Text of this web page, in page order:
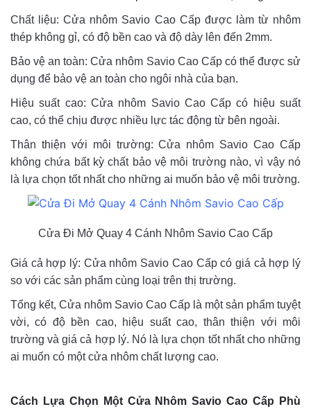
Chất liệu: Cửa nhôm Savio Cao Cấp được làm từ nhôm
thép không gỉ, có độ bền cao và độ dày lên đến 2mm.
Bảo vệ an toàn: Cửa nhôm Savio Cao Cấp có thể được sử
dụng để bảo vệ an toàn cho ngôi nhà của bạn.
Hiệu suất cao: Cửa nhôm Savio Cao Cấp có hiệu suất
cao, có thể chịu được nhiều lực tác động từ bên ngoài.
Thân thiện với môi trường: Cửa nhôm Savio Cao Cấp
không chứa bất kỳ chất bảo vệ môi trường nào, vì vậy nó
là lựa chọn tốt nhất cho những ai muốn bảo vệ môi trường.
Cửa Đi Mở Quay 4 Cánh Nhôm Savio Cao Cấp
Giá cả hợp lý: Cửa nhôm Savio Cao Cấp có giá cả hợp lý
so với các sản phẩm cùng loại trên thị trường.
Tổng kết, Cửa nhôm Savio Cao Cấp là một sản phẩm tuyệt
vời, có độ bền cao, hiệu suất cao, thân thiện với môi
trường và giá cả hợp lý. Nó là lựa chọn tốt nhất cho những
ai muốn có một cửa nhôm chất lượng cao.
Cách Lựa Chọn Một Cửa Nhôm Savio Cao Cấp Phù